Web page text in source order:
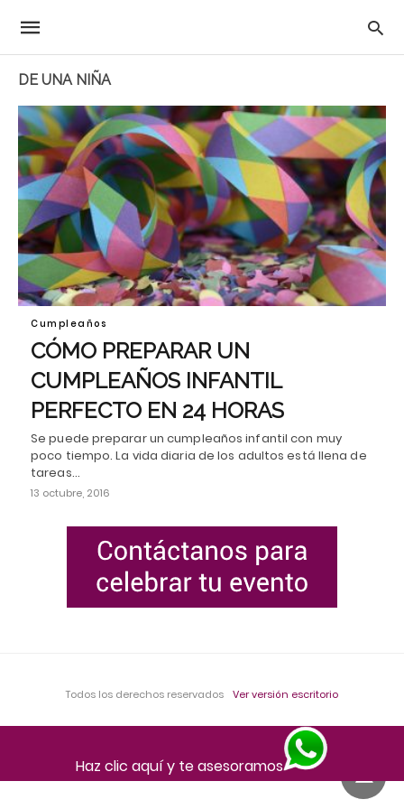
DE UNA NIÑA
Cumpleaños
CÓMO PREPARAR UN
CUMPLEAÑOS INFANTIL
PERFECTO EN 24 HORAS
Se puede preparar un cumpleaños infantil con muy
poco tiempo. La vida diaria de los adultos está llena de
tareas…
13 octubre, 2016
Todos los derechos reservados Ver versión escritorio
Haz clic aquí y te asesoramos